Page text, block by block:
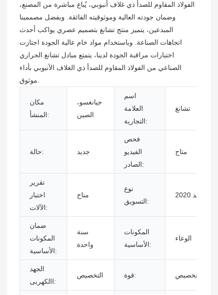
الفولاذ المقاوم للصدأ ذي غلاف أنبوبي، يُباع مباشرة من المصنع،
وضمان جودته العالية وموثوقيته الفائقة. وبفضل مصممينا
المبدعين، يتميز منتج تشانغ بتصميم عصري يواكب أحدث
اتجاهات الصناعة. وباستخدام مواد خام عالية الجودة اجتازت
اختبارات مراقبة الجودة لدينا، يتمتع مبادل تشانغ الحراري
الصناعي من الفولاذ المقاوم للصدأ ذي الغلاف الأنبوبي بأداء
موثوق.
مكان
المنشأ:
جيانغسو،
الصين
اسم
العلامة
التجارية:
تشانغ
حالة: جديد
فحص
الفيديو
الصادر:
متاح
تقرير
اختبار
الآلات:
متاح
نوع
التسويق:
جديد 2020
ضمان
المكونات
الأساسية:
سنة
واحدة
المكونات
الأساسية:
الوعاء
الجهد
االكهربى:
التخصيص قوة: التخصيص